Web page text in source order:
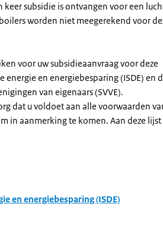
keer subsidie is ontvangen voor een
worden niet meegerekend voor
voor uw subsidieaanvraag voor deze
energie en energiebesparing (ISDE) en
van eigenaars (SVVE).
dat u voldoet aan alle voorwaarden
in aanmerking te komen. Aan deze
en energiebesparing (ISDE)